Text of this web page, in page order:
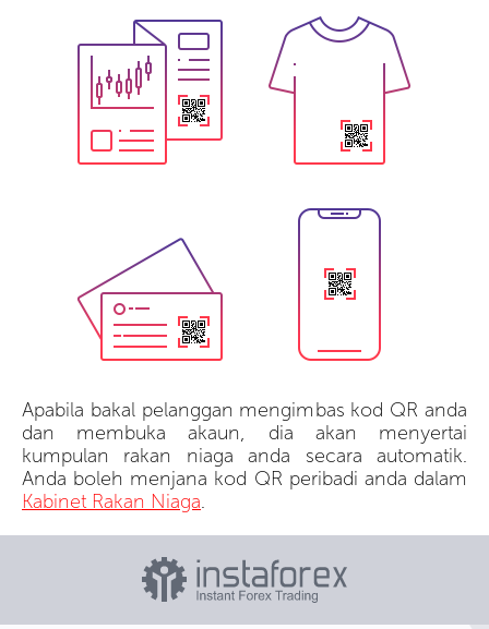
Apabila bakal pelanggan mengimbas kod QR anda
dan membuka akaun, dia akan menyertai
kumpulan rakan niaga anda secara automatik.
Anda boleh menjana kod QR peribadi anda dalam
Kabinet Rakan Niaga.